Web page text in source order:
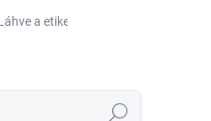
a etikety na míru
Hledat